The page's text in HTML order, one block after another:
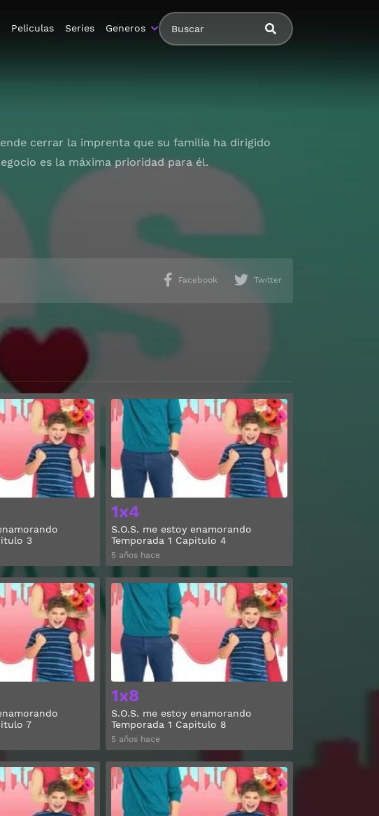
Peliculas Series Generos
cerrar la imprenta que su familia ha dirigido
es la máxima prioridad para él.
Facebook Twitter
3
Ver
1x4
S.O.S. me estoy enamorando
Temporada 1 Capitulo 4
5 años hace
7
Ver
1x8
S.O.S. me estoy enamorando
Temporada 1 Capitulo 8
5 años hace
Ver